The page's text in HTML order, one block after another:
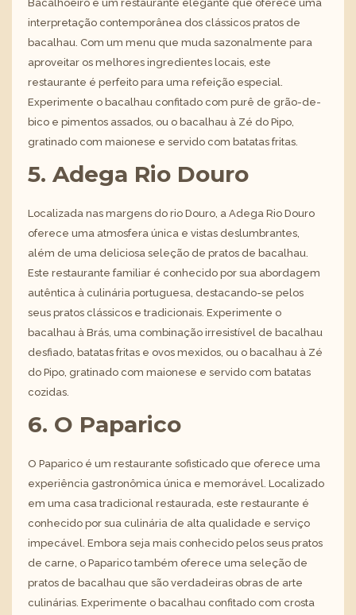
Bacalhoeiro é um restaurante elegante que oferece uma
interpretação contemporânea dos clássicos pratos de
bacalhau. Com um menu que muda sazonalmente para
aproveitar os melhores ingredientes locais, este
restaurante é perfeito para uma refeição especial.
Experimente o bacalhau confitado com purê de grão-de-
bico e pimentos assados, ou o bacalhau à Zé do Pipo,
gratinado com maionese e servido com batatas fritas.
5. Adega Rio Douro
Localizada nas margens do rio Douro, a Adega Rio Douro
oferece uma atmosfera única e vistas deslumbrantes,
além de uma deliciosa seleção de pratos de bacalhau.
Este restaurante familiar é conhecido por sua abordagem
autêntica à culinária portuguesa, destacando-se pelos
seus pratos clássicos e tradicionais. Experimente o
bacalhau à Brás, uma combinação irresistível de bacalhau
desfiado, batatas fritas e ovos mexidos, ou o bacalhau à Zé
do Pipo, gratinado com maionese e servido com batatas
cozidas.
6. O Paparico
O Paparico é um restaurante sofisticado que oferece uma
experiência gastronômica única e memorável. Localizado
em uma casa tradicional restaurada, este restaurante é
conhecido por sua culinária de alta qualidade e serviço
impecável. Embora seja mais conhecido pelos seus pratos
de carne, o Paparico também oferece uma seleção de
pratos de bacalhau que são verdadeiras obras de arte
culinárias. Experimente o bacalhau confitado com crosta